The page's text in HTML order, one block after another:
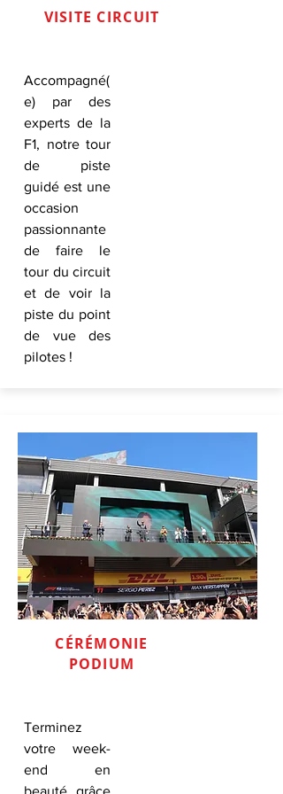
VISITE CIRCUIT
Accompagné(
e) par des
experts de la
F1, notre tour
de piste
guidé est une
occasion
passionnante
de faire le
tour du circuit
et de voir la
piste du point
de vue des
pilotes !
CÉRÉMONIE
PODIUM
Terminez
votre week-
end en
beauté grâce